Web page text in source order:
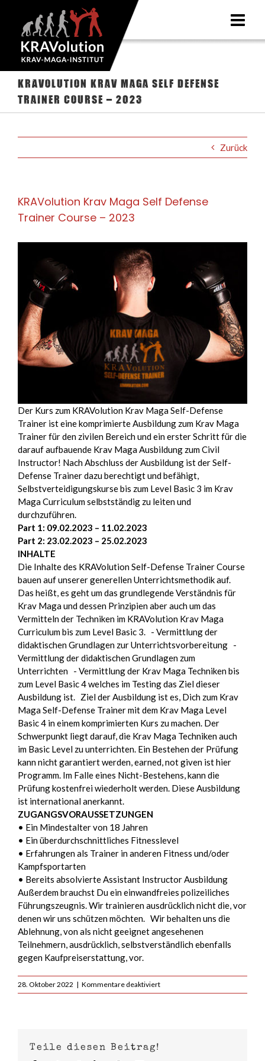
springen
KRAVolution Krav Maga Self Defense
Trainer Course – 2023
Zurück
KRAVolution Krav Maga Self Defense
Trainer Course – 2023
Der Kurs zum KRAVolution Krav Maga Self-Defense
Trainer ist eine komprimierte Ausbildung zum Krav Maga
Trainer für den zivilen Bereich und ein erster Schritt für die
darauf aufbauende Krav Maga Ausbildung zum Civil
Instructor! Nach Abschluss der Ausbildung ist der Self-
Defense Trainer dazu berechtigt und befähigt,
Selbstverteidigungskurse bis zum Level Basic 3 im Krav
Maga Curriculum selbstständig zu leiten und
durchzuführen.
Part 1: 09.02.2023 – 11.02.2023
Part 2: 23.02.2023 – 25.02.2023
INHALTE
Die Inhalte des KRAVolution Self-Defense Trainer Course
bauen auf unserer generellen Unterrichtsmethodik auf.
Das heißt, es geht um das grundlegende Verständnis für
Krav Maga und dessen Prinzipien aber auch um das
Vermitteln der Techniken im KRAVolution Krav Maga
Curriculum bis zum Level Basic 3. - Vermittlung der
didaktischen Grundlagen zur Unterrichtsvorbereitung -
Vermittlung der didaktischen Grundlagen zum
Unterrichten - Vermittlung der Krav Maga Techniken bis
zum Level Basic 4 welches im Testing das Ziel dieser
Ausbildung ist. Ziel der Ausbildung ist es, Dich zum Krav
Maga Self-Defense Trainer mit dem Krav Maga Level
Basic 4 in einem komprimierten Kurs zu machen. Der
Schwerpunkt liegt darauf, die Krav Maga Techniken auch
im Basic Level zu unterrichten. Ein Bestehen der Prüfung
kann nicht garantiert werden, earned, not given ist hier
Programm. Im Falle eines Nicht-Bestehens, kann die
Prüfung kostenfrei wiederholt werden. Diese Ausbildung
ist international anerkannt.
ZUGANGSVORAUSSETZUNGEN
• Ein Mindestalter von 18 Jahren
• Ein überdurchschnittliches Fitnesslevel
• Erfahrungen als Trainer in anderen Fitness und/oder
Kampfsportarten
• Bereits absolvierte Assistant Instructor Ausbildung
Außerdem brauchst Du ein einwandfreies polizeiliches
Führungszeugnis. Wir trainieren ausdrücklich nicht die, vor
denen wir uns schützen möchten. Wir behalten uns die
Ablehnung, von als nicht geeignet angesehenen
Teilnehmern, ausdrücklich, selbstverständlich ebenfalls
gegen Kaufpreiserstattung, vor.
28. Oktober 2022 | Kommentare deaktiviertfür
KRAVolution
Teile diesen Beitrag!